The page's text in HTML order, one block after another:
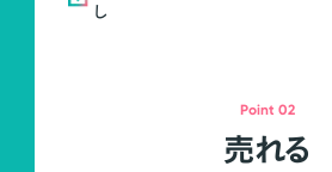
し
Point 02
売れる